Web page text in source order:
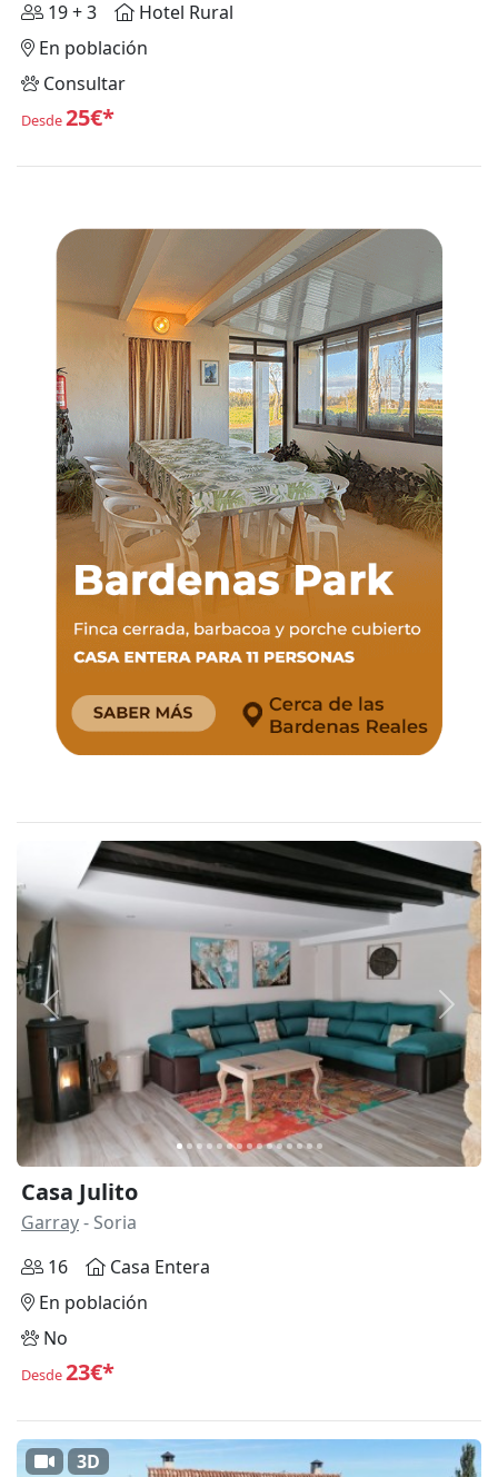
19 + 3
Hotel Rural
En población
Consultar
Desde25€*
Anterior
Casa Julito
Garray- Soria
16
Casa Entera
En población
No
Desde23€*
3D